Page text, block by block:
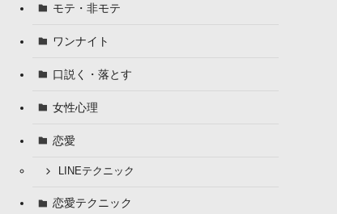
モテ・非モテ
ワンナイト
口説く・落とす
女性心理
恋愛
LINEテクニック
恋愛テクニック